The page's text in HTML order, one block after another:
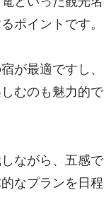
ポイントです。
が最適ですし、
むのも魅力的で
ながら、五感で
なプランを日程